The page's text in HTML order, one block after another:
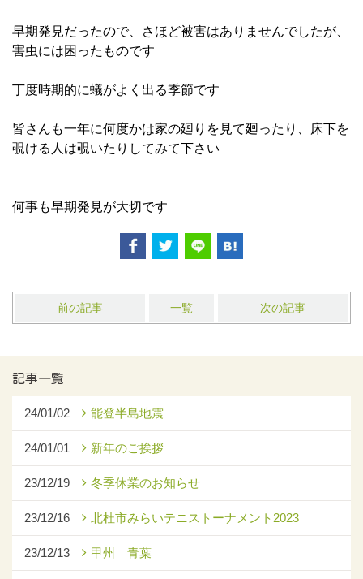
早期発見だったので、さほど被害はありませんでしたが、
害虫には困ったものです
丁度時期的に蟻がよく出る季節です
皆さんも一年に何度かは家の廻りを見て廻ったり、床下を
覗ける人は覗いたりしてみて下さい
何事も早期発見が大切です
前の記事 一覧 次の記事
記事一覧
24/01/02 能登半島地震
24/01/01 新年のご挨拶
23/12/19 冬季休業のお知らせ
23/12/16 北杜市みらいテニストーナメント2023
23/12/13 甲州 青葉